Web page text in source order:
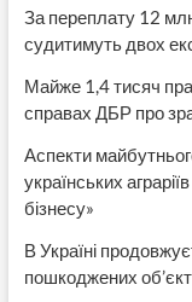
За переплату 12
судитимуть двох
Майже 1,4 тисяч
справах ДБР про
Аспекти
українських
бізнесу»
В Україні
пошкоджених